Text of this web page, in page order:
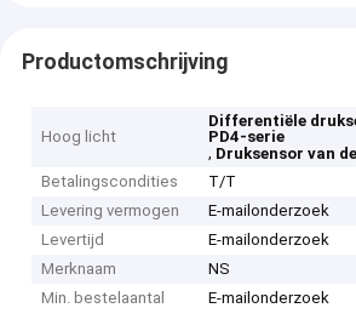
Productomschrijving
Hoog licht
Differentiële
PD4-serie
, Druksensor van
Betalingscondities
T/T
Levering vermogen
E-mailonderzoek
Levertijd
E-mailonderzoek
Merknaam
NS
Min. bestelaantal
E-mailonderzoek